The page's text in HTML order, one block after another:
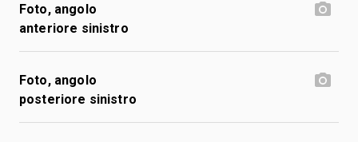
Foto, angolo
anteriore sinistro
Foto, angolo
posteriore sinistro